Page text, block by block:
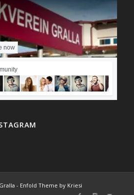
now
- Enfold Theme by Kriesi